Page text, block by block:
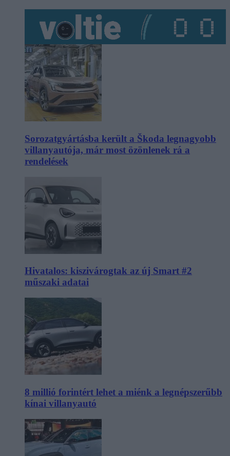
Sorozatgyártásba került a Škoda legnagyobb
villanyautója, már most özönlenek rá a
rendelések
Hivatalos: kiszivárogtak az új Smart #2
műszaki adatai
8 millió forintért lehet a miénk a legnépszerűbb
kínai villanyautó